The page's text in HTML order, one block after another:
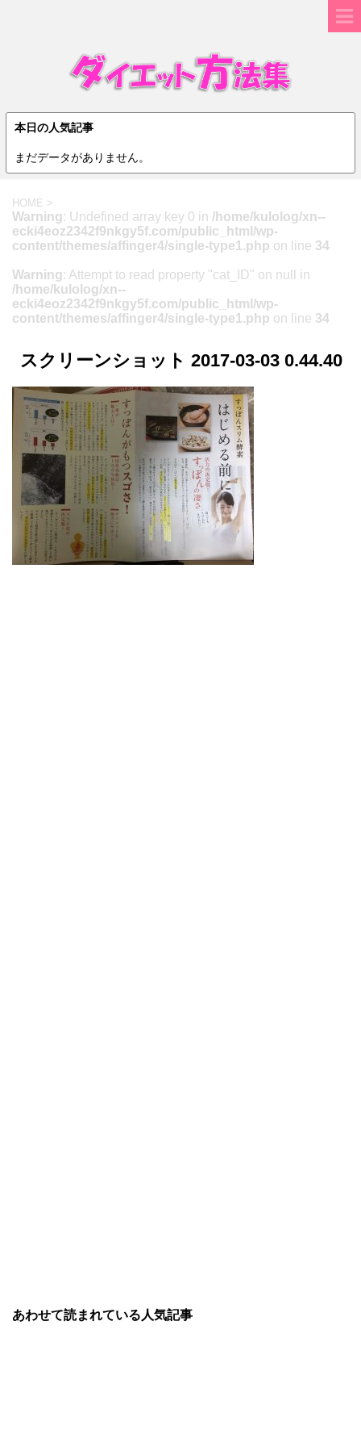
本日の人気記事
まだデータがありません。
HOME >
Warning: Undefined array key 0 in /home/kulolog/xn--
ecki4eoz2342f9nkgy5f.com/public_html/wp-
content/themes/affinger4/single-type1.php on line 34
Warning: Attempt to read property "cat_ID" on null in
/home/kulolog/xn--
ecki4eoz2342f9nkgy5f.com/public_html/wp-
content/themes/affinger4/single-type1.php on line 34
スクリーンショット 2017-03-03 0.44.40
あわせて読まれている人気記事